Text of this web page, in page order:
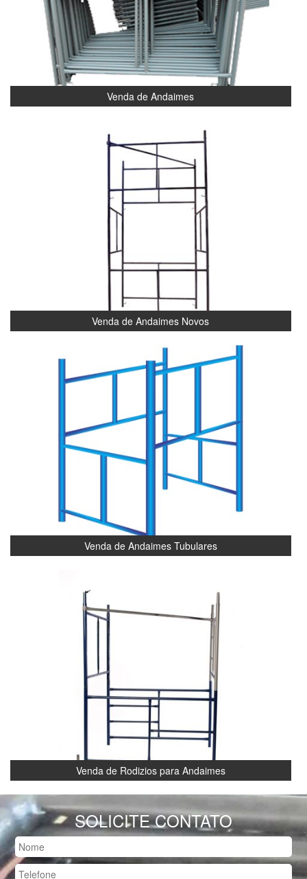
Venda de Andaimes
Venda de Andaimes Novos
Venda de Andaimes Tubulares
Venda de Rodizios para Andaimes
SOLICITE CONTATO